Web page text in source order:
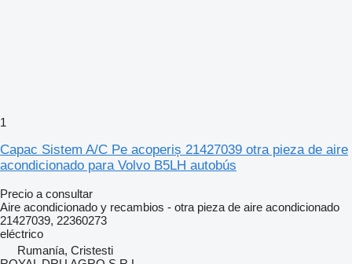
1
Capac Sistem A/C Pe acoperiș 21427039 otra pieza de aire
acondicionado para Volvo B5LH autobús
Precio a consultar
Aire acondicionado y recambios - otra pieza de aire acondicionado
21427039, 22360273
eléctrico
Rumanía, Cristesti